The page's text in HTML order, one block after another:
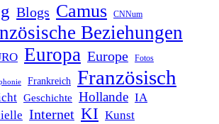
Blogs Camus CNNum
Beziehungen
Europa Europe Fotos
Frankreich Französisch
Geschichte Hollande IA
Internet KI Kunst